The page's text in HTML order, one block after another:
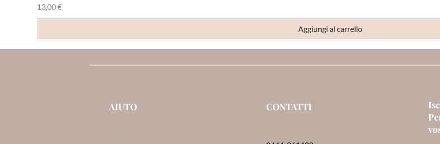
Prezzo
13,00 €
Aggiungi al carrello
AIUTO CONTATTI